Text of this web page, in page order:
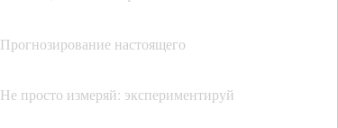
Прогнозирование настоящего
Не просто измеряй: экспериментируй